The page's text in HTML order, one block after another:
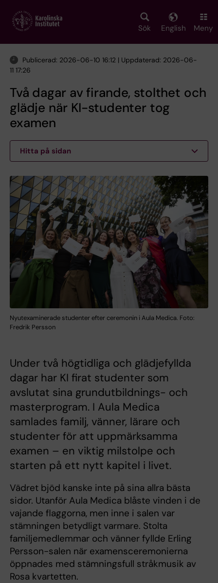
main
Sök English Meny
Publicerad: 2026-06-10 16:12 | Uppdaterad: 2026-06-
11 17:26
Två dagar av firande, stolthet och
glädje när KI-studenter tog
examen
Hitta på sidan
Nyutexaminerade studenter efter ceremonin i Aula Medica. Foto:
Fredrik Persson
Under två högtidliga och glädjefyllda
dagar har KI firat studenter som
avslutat sina grundutbildnings- och
masterprogram. I Aula Medica
samlades familj, vänner, lärare och
studenter för att uppmärksamma
examen – en viktig milstolpe och
starten på ett nytt kapitel i livet.
Vädret bjöd kanske inte på sina allra bästa
sidor. Utanför Aula Medica blåste vinden i de
vajande flaggorna, men inne i salen var
stämningen betydligt varmare. Stolta
familjemedlemmar och vänner fyllde Erling
Persson-salen när examensceremonierna
öppnades med stämningsfull stråkmusik av
Rosa kvartetten.